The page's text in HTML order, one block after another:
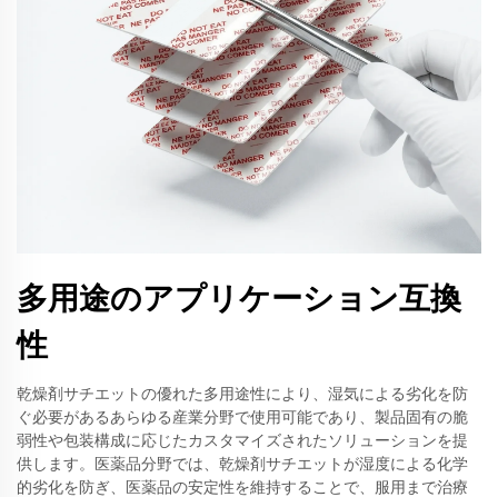
多用途のアプリケーション互換
性
乾燥剤サチエットの優れた多用途性により、湿気による劣化を防
ぐ必要があるあらゆる産業分野で使用可能であり、製品固有の脆
弱性や包装構成に応じたカスタマイズされたソリューションを提
供します。医薬品分野では、乾燥剤サチエットが湿度による化学
的劣化を防ぎ、医薬品の安定性を維持することで、服用まで治療